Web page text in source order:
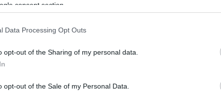
consent section.
Data Processing Opt Outs
opt-out of the Sharing of my personal data.
opt-out of the Sale of my Personal Data.
und die Partei wird sie lösen Wenig
sehr mit solch schädlichen sozialen
Regime in Ungarn zur Erhaltung